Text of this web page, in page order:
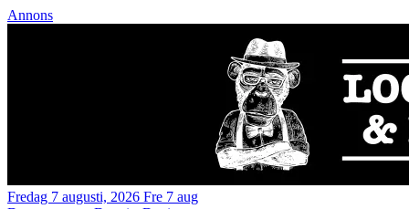
Annons
Fredag 7 augusti, 2026 Fre 7 aug